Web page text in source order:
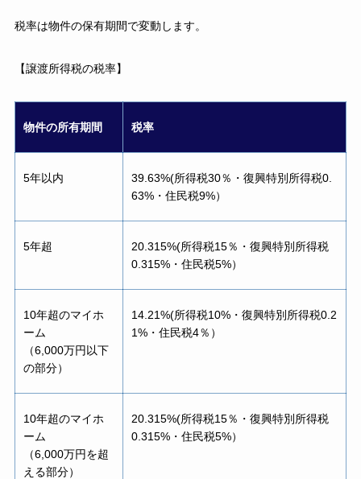
税率は物件の保有期間で変動します。
【譲渡所得税の税率】
物件の所有期間 税率
5年以内
39.63%(所得税30％・復興特別所得税0.
63%・住民税9%）
5年超
20.315%(所得税15％・復興特別所得税
0.315%・住民税5%）
10年超のマイホ
ーム
（6,000万円以下
の部分）
14.21%(所得税10%・復興特別所得税0.2
1%・住民税4％）
10年超のマイホ
ーム
（6,000万円を超
える部分）
20.315%(所得税15％・復興特別所得税
0.315%・住民税5%）